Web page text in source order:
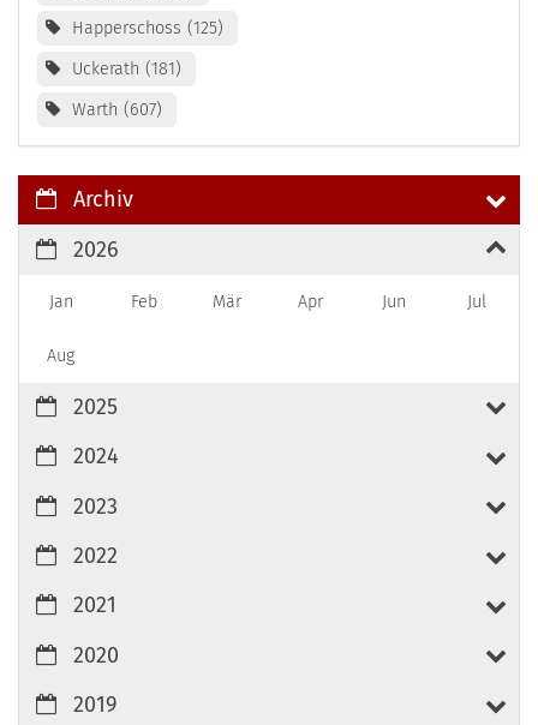
Happerschoss
125
Uckerath
181
Warth
607
Archiv
2026
Jan Feb Mär Apr Jun Jul
Aug
2025
2024
2023
2022
2021
2020
2019